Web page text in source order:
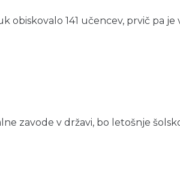
141 učencev, prvič pa je
zavode v državi, bo letošnje